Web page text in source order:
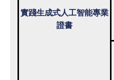
實踐生成式人工智能專業
證書